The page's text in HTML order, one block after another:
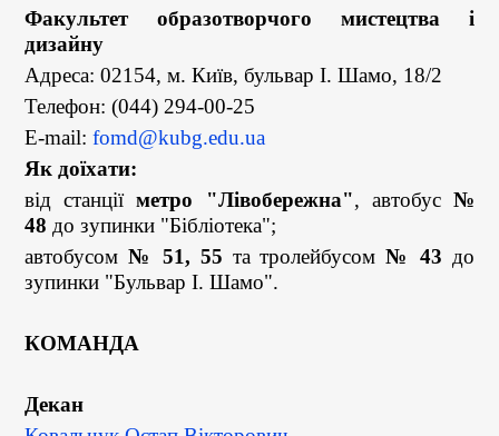
Факультет образотворчого мистецтва і
дизайну
Адреса: 02154, м. Київ, бульвар І. Шамо, 18/2
Телефон: (044) 294-00-25
E-mail: fomd@kubg.edu.ua
Як доїхати:
від станціїметро "Лівобережна", автобус№
48 до зупинки "Бібліотека";
автобусом № 51, 55 та тролейбусом № 43 до
зупинки "Бульвар І. Шамо".
КОМАНДА
Декан